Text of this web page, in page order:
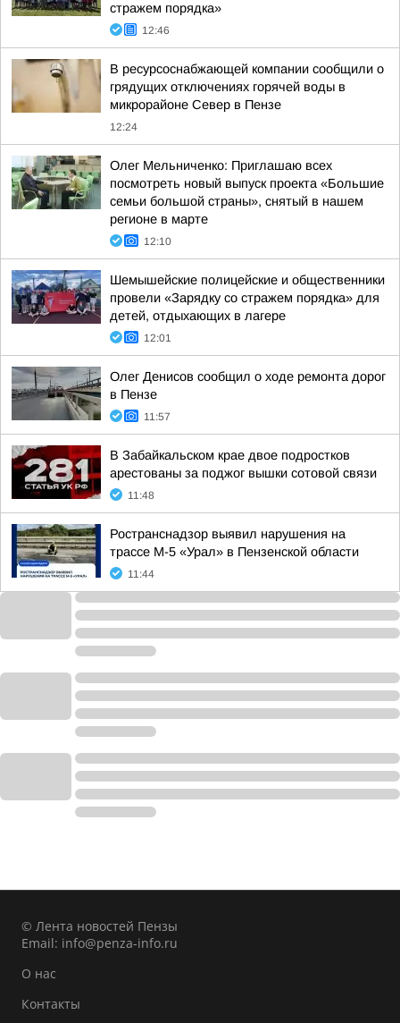
стражем порядка»
12:46
В ресурсоснабжающей компании сообщили о
грядущих отключениях горячей воды в
микрорайоне Север в Пензе
12:24
Олег Мельниченко: Приглашаю всех
посмотреть новый выпуск проекта «Большие
семьи большой страны», снятый в нашем
регионе в марте
12:10
Шемышейские полицейские и общественники
провели «Зарядку со стражем порядка» для
детей, отдыхающих в лагере
12:01
Олег Денисов сообщил о ходе ремонта дорог
в Пензе
11:57
В Забайкальском крае двое подростков
арестованы за поджог вышки сотовой связи
11:48
Ространснадзор выявил нарушения на
трассе М-5 «Урал» в Пензенской области
11:44
© Лента новостей Пензы
Email: info@penza-info.ru
О нас
Контакты